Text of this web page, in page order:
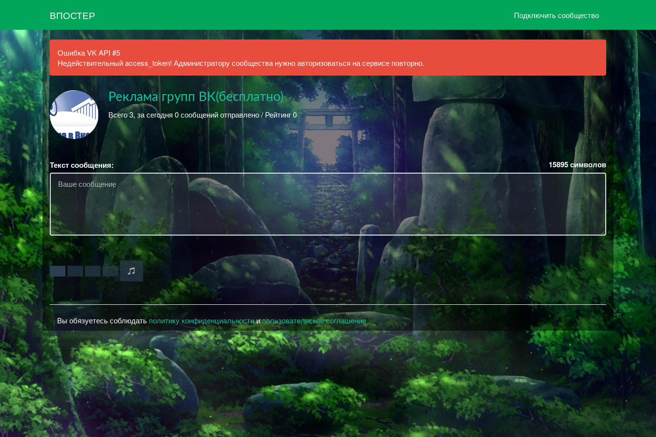
ВПОСТЕР Подключить сообщество
Ошибка VK API #5
Недействительный access_token! Администратору сообщества нужно авторизоваться на сервисе повторно.
Реклама групп ВК(бесплатно)
Всего 3, за сегодня 0 сообщений отправлено / Рейтинг 0
Текст сообщения: 15895символов
Вы обязуетесь соблюдатьполитику конфиденциальностиипользовательское соглашение